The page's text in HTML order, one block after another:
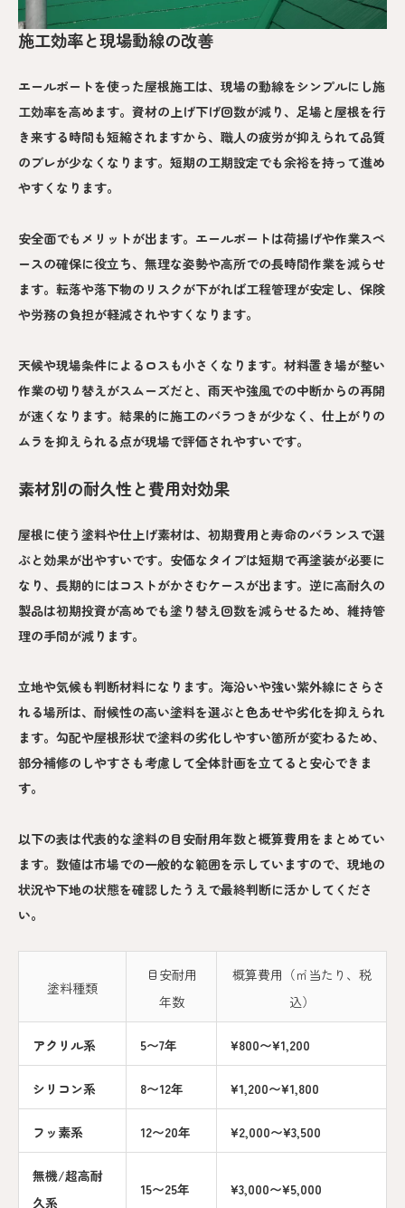
施工効率と現場動線の改善
エールポートを使った屋根施工は、現場の動線をシンプルにし施
工効率を高めます。資材の上げ下げ回数が減り、足場と屋根を行
き来する時間も短縮されますから、職人の疲労が抑えられて品質
のブレが少なくなります。短期の工期設定でも余裕を持って進め
やすくなります。
安全面でもメリットが出ます。エールポートは荷揚げや作業スペ
ースの確保に役立ち、無理な姿勢や高所での長時間作業を減らせ
ます。転落や落下物のリスクが下がれば工程管理が安定し、保険
や労務の負担が軽減されやすくなります。
天候や現場条件によるロスも小さくなります。材料置き場が整い
作業の切り替えがスムーズだと、雨天や強風での中断からの再開
が速くなります。結果的に施工のバラつきが少なく、仕上がりの
ムラを抑えられる点が現場で評価されやすいです。
素材別の耐久性と費用対効果
屋根に使う塗料や仕上げ素材は、初期費用と寿命のバランスで選
ぶと効果が出やすいです。安価なタイプは短期で再塗装が必要に
なり、長期的にはコストがかさむケースが出ます。逆に高耐久の
製品は初期投資が高めでも塗り替え回数を減らせるため、維持管
理の手間が減ります。
立地や気候も判断材料になります。海沿いや強い紫外線にさらさ
れる場所は、耐候性の高い塗料を選ぶと色あせや劣化を抑えられ
ます。勾配や屋根形状で塗料の劣化しやすい箇所が変わるため、
部分補修のしやすさも考慮して全体計画を立てると安心できま
す。
以下の表は代表的な塗料の目安耐用年数と概算費用をまとめてい
ます。数値は市場での一般的な範囲を示していますので、現地の
状況や下地の状態を確認したうえで最終判断に活かしてくださ
い。
塗料種類
目安耐用
年数
概算費用（㎡当たり、税
込）
アクリル系 5〜7年 ¥800〜¥1,200
シリコン系 8〜12年 ¥1,200〜¥1,800
フッ素系 12〜20年 ¥2,000〜¥3,500
無機/超高耐
久系
15〜25年 ¥3,000〜¥5,000